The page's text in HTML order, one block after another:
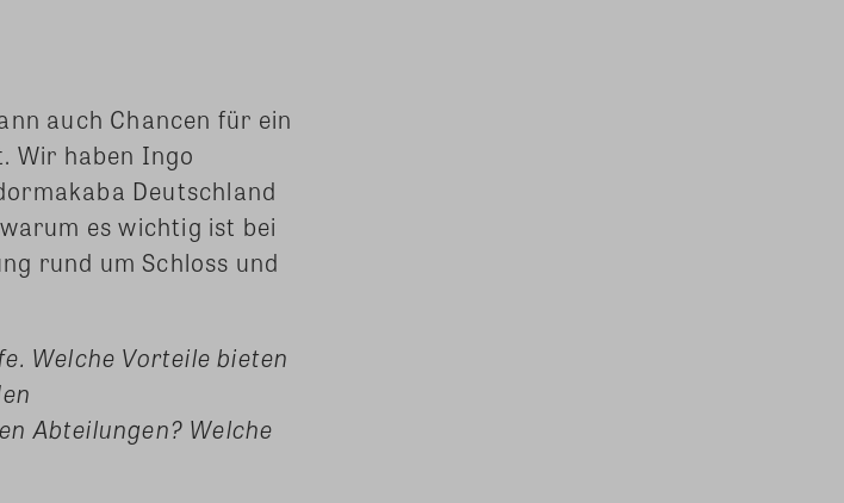
auch Chancen für ein
Wir haben Ingo
Deutschland
es wichtig ist bei
rund um Schloss und
Welche Vorteile bieten
Abteilungen? Welche